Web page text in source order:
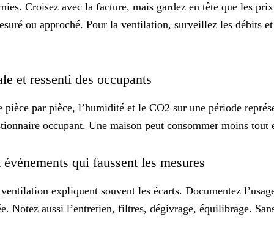
Croisez avec la facture, mais gardez en tête que les
ou approché. Pour la ventilation, surveillez les débits
et ressenti des occupants
pièce par pièce, l’humidité et le CO2 sur une période
occupant. Une maison peut consommer moins
qui faussent les mesures
expliquent souvent les écarts. Documentez
Notez aussi l’entretien, filtres, dégivrage, équilibrage.